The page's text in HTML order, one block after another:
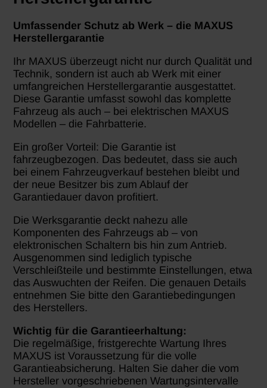
Umfassender Schutz ab Werk – die MAXUS
Herstellergarantie
Ihr MAXUS überzeugt nicht nur durch Qualität und
Technik, sondern ist auch ab Werk mit einer
umfangreichen Herstellergarantie ausgestattet.
Diese Garantie umfasst sowohl das komplette
Fahrzeug als auch – bei elektrischen MAXUS
Modellen – die Fahrbatterie.
Ein großer Vorteil: Die Garantie ist
fahrzeugbezogen. Das bedeutet, dass sie auch
bei einem Fahrzeugverkauf bestehen bleibt und
der neue Besitzer bis zum Ablauf der
Garantiedauer davon profitiert.
Die Werksgarantie deckt nahezu alle
Komponenten des Fahrzeugs ab – von
elektronischen Schaltern bis hin zum Antrieb.
Ausgenommen sind lediglich typische
Verschleißteile und bestimmte Einstellungen, etwa
das Auswuchten der Reifen. Die genauen Details
entnehmen Sie bitte den Garantiebedingungen
des Herstellers.
Wichtig für die Garantieerhaltung:
Die regelmäßige, fristgerechte Wartung Ihres
MAXUS ist Voraussetzung für die volle
Garantieabsicherung. Halten Sie daher die vom
Hersteller vorgeschriebenen Wartungsintervalle